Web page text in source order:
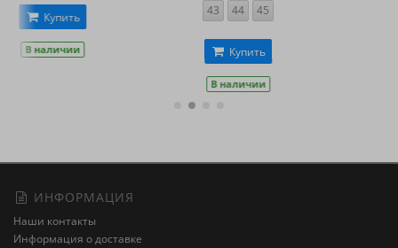
43
ИНФОРМАЦИЯ
Наши контакты
Информация о доставке